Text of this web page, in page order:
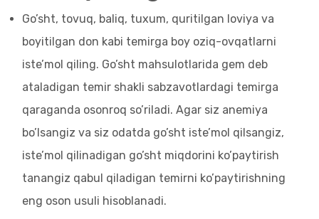
Go’sht, tovuq, baliq, tuxum, quritilgan loviya va
boyitilgan don kabi temirga boy oziq-ovqatlarni
iste’mol qiling. Go’sht mahsulotlarida gem deb
ataladigan temir shakli sabzavotlardagi temirga
qaraganda osonroq so’riladi. Agar siz anemiya
bo’lsangiz va siz odatda go’sht iste’mol qilsangiz,
iste’mol qilinadigan go’sht miqdorini ko’paytirish
tanangiz qabul qiladigan temirni ko’paytirishning
eng oson usuli hisoblanadi.